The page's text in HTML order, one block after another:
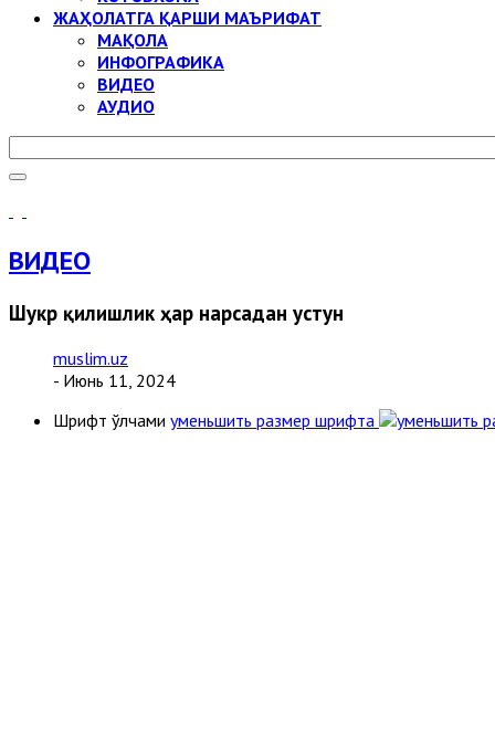
ЖАҲОЛАТГА ҚАРШИ МАЪРИФАТ
МАҚОЛА
ИНФОГРАФИКА
ВИДЕО
АУДИО
ВИДЕО
Шукр қилишлик ҳар нарсадан устун
muslim.uz
- Июнь 11, 2024
Шрифт ўлчами уменьшить размер шрифта